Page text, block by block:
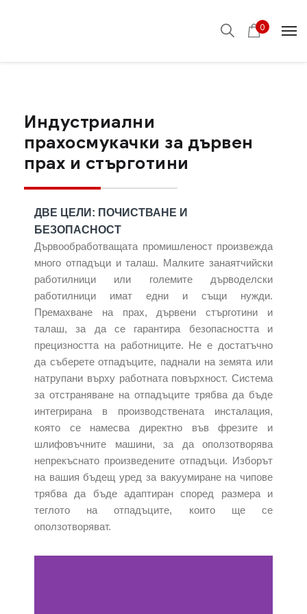
0
Индустриални
прахосмукачки за дървен
прах и стърготини
ДВЕ ЦЕЛИ: ПОЧИСТВАНЕ И
БЕЗОПАСНОСТ
Дървообработващата промишленост произвежда
много отпадъци и талаш. Малките занаятчийски
работилници или големите дърводелски
работилници имат едни и същи нужди.
Премахване на прах, дървени стърготини и
талаш, за да се гарантира безопасността и
прецизността на работниците. Не е достатъчно
да съберете отпадъците, паднали на земята или
натрупани върху работната повърхност. Система
за отстраняване на отпадъците трябва да бъде
интегрирана в производствената инсталация,
която се намесва директно във фрезите и
шлифовъчните машини, за да оползотворява
непрекъснато произведените отпадъци. Изборът
на вашия бъдещ уред за вакуумиране на чипове
трябва да бъде адаптиран според размера и
теглото на отпадъците, които ще се
оползотворяват.